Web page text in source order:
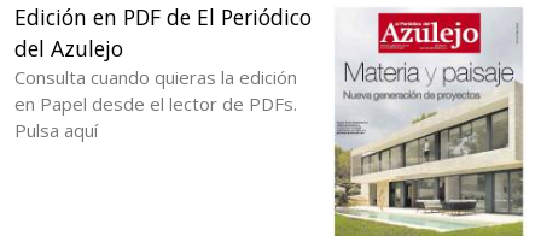
Edición en PDF de El Periódico
del Azulejo
Consulta cuando quieras la edición
en Papel desde el lector de PDFs.
Pulsa aquí